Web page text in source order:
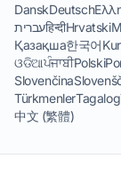
DanskDeutsch
עבריתहिन्दीHrvatski
Қазақша한국어
ଓଡିଆਪੰਜਾਬੀPolski
Slovenčina
TürkmenlerTagalog
中文 (繁體)